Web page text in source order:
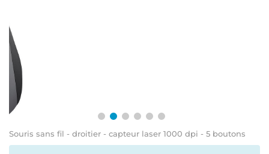
Souris sans fil - droitier - capteur laser 1000 dpi - 5 boutons